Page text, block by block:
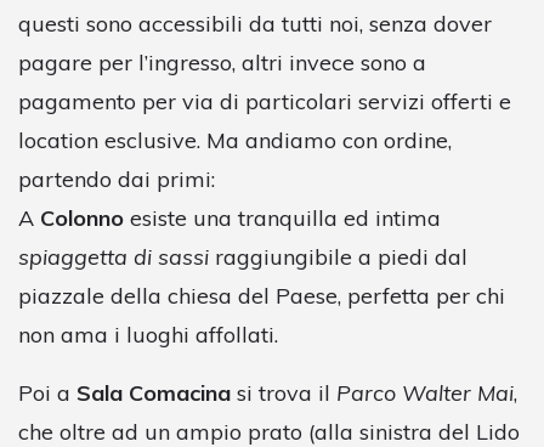
questi sono accessibili da tutti noi, senza dover
pagare per l’ingresso, altri invece sono a
pagamento per via di particolari servizi offerti e
location esclusive. Ma andiamo con ordine,
partendo dai primi:
A Colonno esiste una tranquilla ed intima
spiaggetta di sassi raggiungibile a piedi dal
piazzale della chiesa del Paese, perfetta per chi
non ama i luoghi affollati.
Poi a Sala Comacina si trova il Parco Walter Mai,
che oltre ad un ampio prato (alla sinistra del Lido